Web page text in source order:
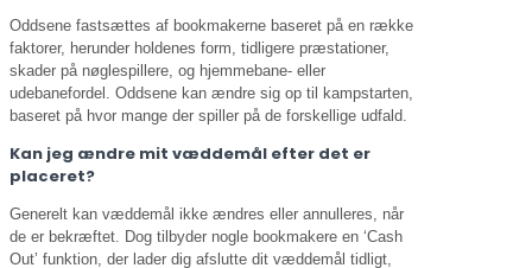
Oddsene fastsættes af bookmakerne baseret på en række
faktorer, herunder holdenes form, tidligere præstationer,
skader på nøglespillere, og hjemmebane- eller
udebanefordel. Oddsene kan ændre sig op til kampstarten,
baseret på hvor mange der spiller på de forskellige udfald.
Kan jeg ændre mit væddemål efter det er
placeret?
Generelt kan væddemål ikke ændres eller annulleres, når
de er bekræftet. Dog tilbyder nogle bookmakere en ‘Cash
Out’ funktion, der lader dig afslutte dit væddemål tidligt,